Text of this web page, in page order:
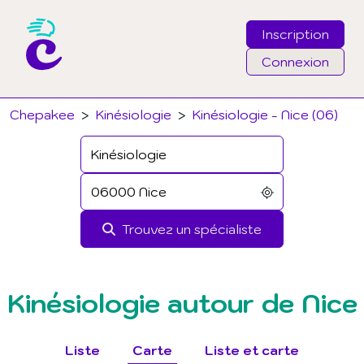
Inscription
Connexion
Chepakee > Kinésiologie > Kinésiologie - Nice (06)
Trouvez un spécialiste
Email
Mot de passe
J'ai oublié mon mot de passe
Connexion
Kinésiologie autour de Nice
Liste Carte Liste et carte